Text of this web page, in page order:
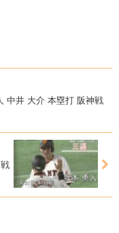
中井 大介 本塁打 阪神戦